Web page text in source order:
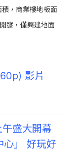
，商業樓地板面
發，僅興建地面
影片
盛大開幕
心」 好玩好